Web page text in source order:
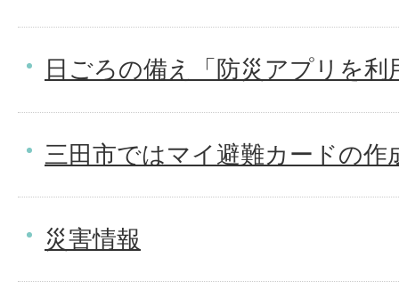
日ごろの備え「防災アプリを利
三田市ではマイ避難カードの
災害情報